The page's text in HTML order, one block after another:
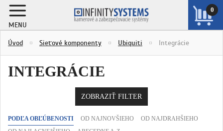
MENU
0
Úvod Sieťové komponenty Ubiquiti Integrácie
INTEGRÁCIE
ZOBRAZIŤ FILTER
PODĽA OBĽÚBENOSTI OD NAJNOVŠIEHO
OD NAJDRAHŠIEHO